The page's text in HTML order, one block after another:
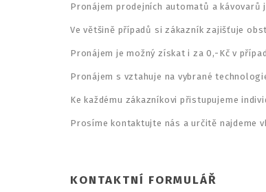
Pronájem prodejních automatů a kávovarů
Ve většině případů si zákazník zajišťuje
Pronájem je možný získat i za 0,-Kč v
Pronájem s vztahuje na vybrané
Ke každému zákazníkovi přistupujeme
Prosíme kontaktujte nás a určitě najdeme
KONTAKTNÍ FORMULÁŘ